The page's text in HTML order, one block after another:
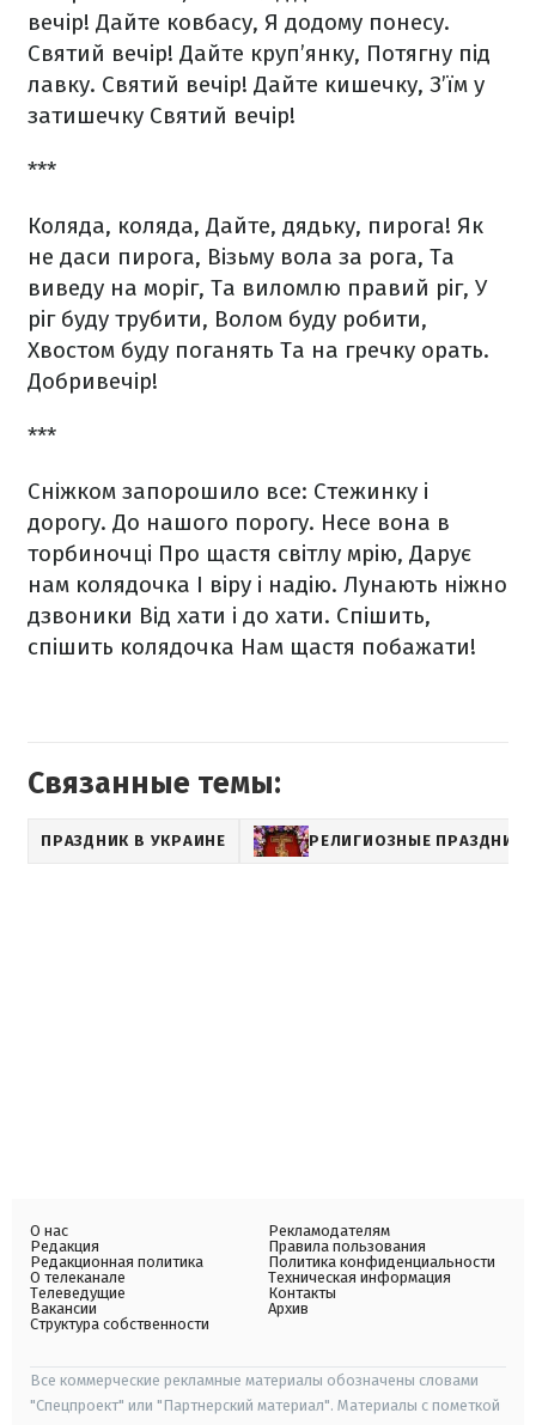
вечір! Дайте ковбасу, Я додому понесу.
Святий вечір! Дайте круп’янку, Потягну під
лавку. Святий вечір! Дайте кишечку, З’їм у
затишечку Святий вечір!
***
Коляда, коляда, Дайте, дядьку, пирога! Як
не даси пирога, Візьму вола за рога, Та
виведу на моріг, Та виломлю правий ріг, У
ріг буду трубити, Волом буду робити,
Хвостом буду поганять Та на гречку орать.
Добривечір!
***
Сніжком запорошило все: Стежинку і
дорогу. До нашого порогу. Несе вона в
торбиночці Про щастя світлу мрію, Дарує
нам колядочка І віру і надію. Лунають ніжно
дзвоники Від хати і до хати. Спішить,
спішить колядочка Нам щастя побажати!
Связанные темы:
ПРАЗДНИК В УКРАИНЕ РЕЛИГИОЗНЫЕ ПРАЗДНИКИ
О нас
Редакция
Редакционная политика
О телеканале
Телеведущие
Вакансии
Структура собственности
Рекламодателям
Правила пользования
Политика конфиденциальности
Техническая информация
Контакты
Архив
Все коммерческие рекламные материалы обозначены словами
"Спецпроект" или "Партнерский материал". Материалы с пометкой